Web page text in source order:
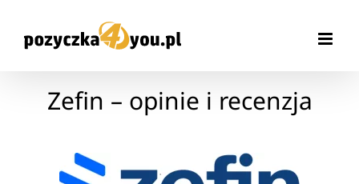
zawartości
Zefin – opinie i recenzja